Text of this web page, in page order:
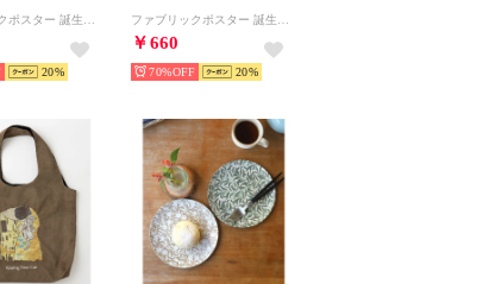
20
￥660
70% 20